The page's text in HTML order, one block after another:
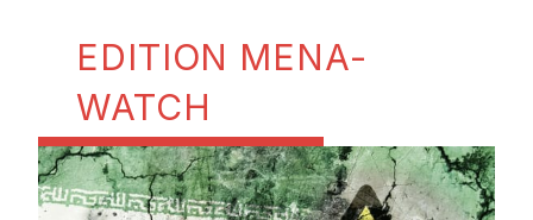
EDITION MENA-
WATCH